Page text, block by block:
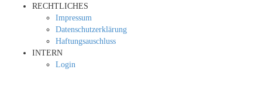
RECHTLICHES
Impressum
Datenschutzerklärung
Haftungsauschluss
INTERN
Login